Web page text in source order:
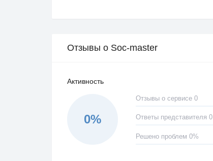
Отзывы о Soc-master
Активность
0%
Отзывы о сервисе 0
Ответы представителя 0
Решено проблем 0%